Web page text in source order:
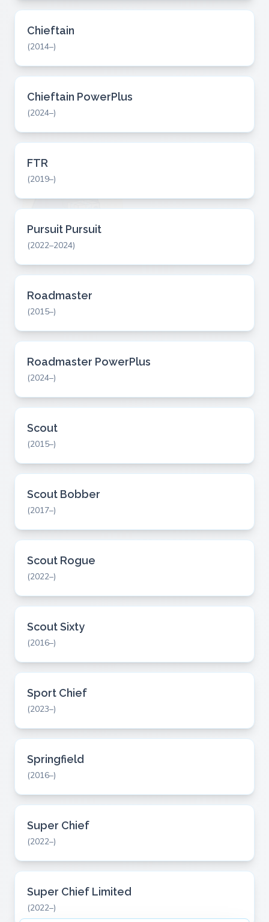
Chieftain
(2014–)
Chieftain PowerPlus
(2024–)
FTR
(2019–)
Pursuit Pursuit
(2022–2024)
Roadmaster
(2015–)
Roadmaster PowerPlus
(2024–)
Scout
(2015–)
Scout Bobber
(2017–)
Scout Rogue
(2022–)
Scout Sixty
(2016–)
Sport Chief
(2023–)
Springfield
(2016–)
Super Chief
(2022–)
Super Chief Limited
(2022–)